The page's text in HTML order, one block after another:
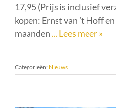
17,95 (Prijs is inclusief
kopen: Ernst van ’t Hoff
maanden ... Lees meer »
Categorieën: Nieuws